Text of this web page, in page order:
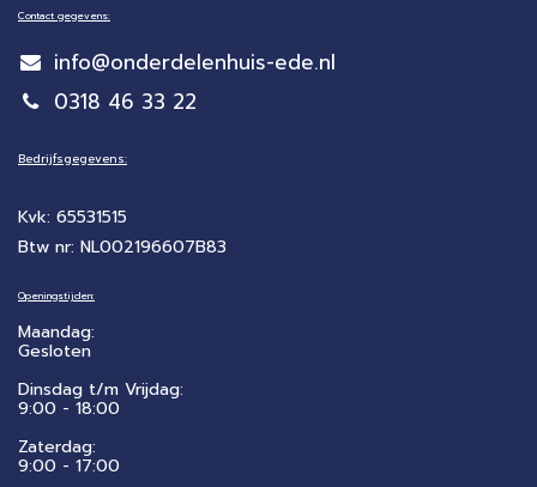
Contact gegevens:
info@onderdelenhuis-ede.nl
0318 46 33 22
Bedrijfsgegevens:
Kvk: 65531515
Btw nr: NL002196607B83
Openingstijden:
Maandag:
Gesloten
Dinsdag t/m Vrijdag:
9:00 - 18:00
Zaterdag:
​9:00 - 17:00